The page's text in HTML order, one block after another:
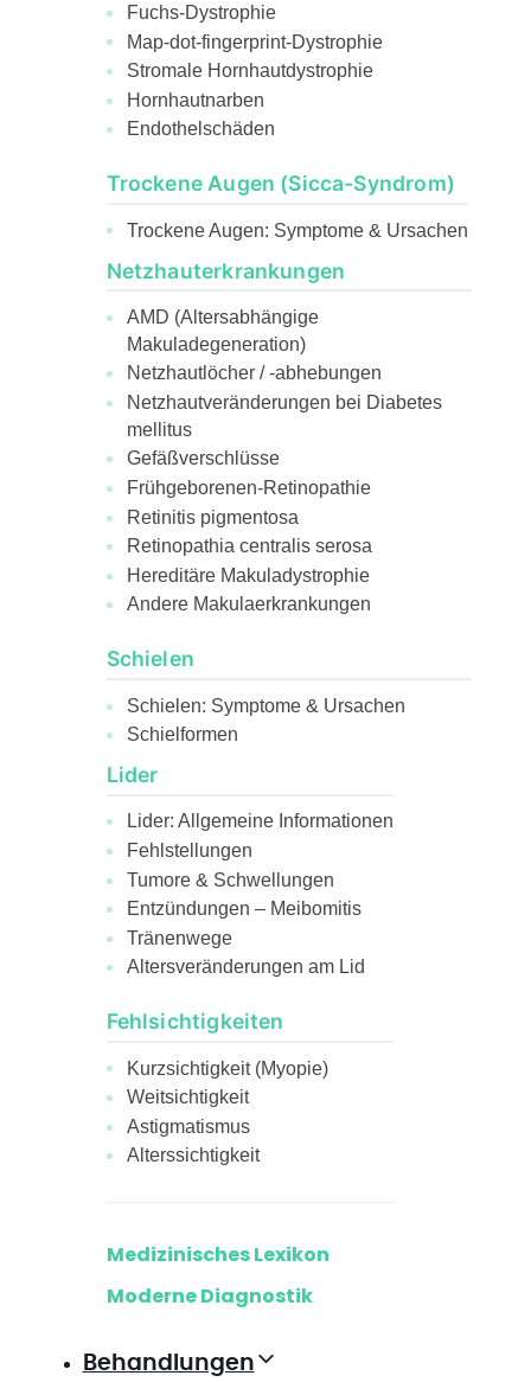
Fuchs-Dystrophie
Map-dot-fingerprint-Dystrophie
Stromale Hornhautdystrophie
Hornhautnarben
Endothelschäden
Trockene Augen (Sicca-Syndrom)
Trockene Augen: Symptome & Ursachen
Netzhauterkrankungen
AMD (Altersabhängige
Makuladegeneration)
Netzhautlöcher / -abhebungen
Netzhautveränderungen bei Diabetes
mellitus
Gefäßverschlüsse
Frühgeborenen-Retinopathie
Retinitis pigmentosa
Retinopathia centralis serosa
Hereditäre Makuladystrophie
Andere Makulaerkrankungen
Schielen
Schielen: Symptome & Ursachen
Schielformen
Lider
Lider: Allgemeine Informationen
Fehlstellungen
Tumore & Schwellungen
Entzündungen – Meibomitis
Tränenwege
Altersveränderungen am Lid
Fehlsichtigkeiten
Kurzsichtigkeit (Myopie)
Weitsichtigkeit
Astigmatismus
Alterssichtigkeit
Medizinisches Lexikon
Moderne Diagnostik
Behandlungen